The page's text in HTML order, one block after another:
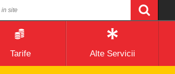
Tarife Alte Servicii